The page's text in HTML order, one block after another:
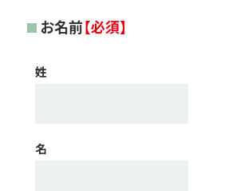
お名前【必須】
姓
名